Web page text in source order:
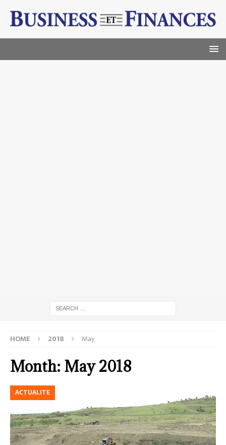
HOME 2018 May
Month: May 2018
ACTUALITE